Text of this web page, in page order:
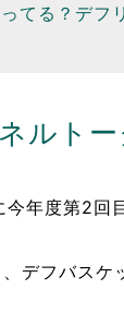
てる？デ
ルトー
年度第2回
デフバス